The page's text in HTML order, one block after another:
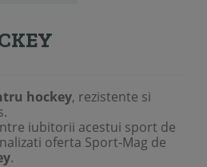
hockey, rezistente si
iubitorii acestui sport de
oferta Sport-Mag de
.